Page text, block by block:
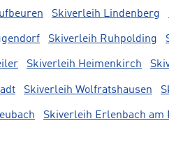
Skiverleih Lindenberg
Skiverleih Ruhpolding
Skiverleih Heimenkirch
Skiverleih Wolfratshausen
Skiverleih Erlenbach am